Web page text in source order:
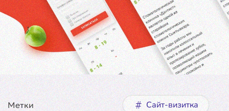
Метки Сайт-визитка